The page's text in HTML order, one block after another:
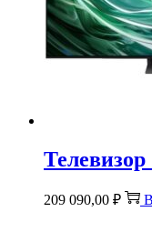
Телевизор
209 090,00 ₽